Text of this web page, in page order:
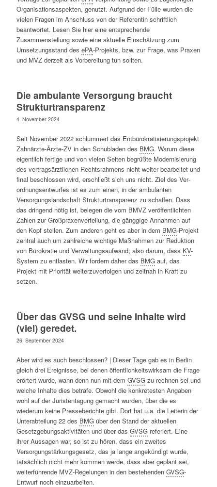
Organisationsaspekten, genutzt. Aufgrund der Fülle wurden die
vielen Fragen im Anschluss von der Referentin schriftlich
beantwortet. Lesen Sie hier eine entsprechende
Zusammenstellung sowie eine aktuelle Einschätzung zum
Umsetzungsstand des ePA-Projekts, bzw. zur Frage, was Praxen
und MVZ derzeit als Vorbereitung tun sollten.
Die ambulante Versorgung braucht
Strukturtransparenz
4. November 2024
Seit November 2022 schlummert das Entbürokratisierungs­projekt
Zahnärzte-Ärzte-ZV in den Schubladen des BMG. Warum diese
eigentlich fertige und von vielen Seiten begrüßte Modernisierung
des vertragsärztlichen Rechtsrahmens nicht weiter bearbeitet und
final be­schlossen wird, er­schließt sich uns nicht. Ziel des Ver­
ordnungs­ent­wurfes ist es zum einen, in der ambulanten
Versorgungslandschaft Strukturtransparenz zu schaffen. Dass
das dringend nötig ist, belegen die vom BMVZ veröffentlichten
Zahlen zur Großpraxenverteilung, die gänggíge Annahmen auf
den Kopf stellen. Zum anderen geht es aber in dem BMG-Projekt
zentral auch um zahlreiche wichtige Maßnah­men zur Reduktion
von Bürokratie und Verwaltungsaufwand; also darum, dass KV-
System zu ent­las­ten. Wir fordern daher das BMGauf, das
Projekt mit Priorität weiterzuverfolgen und zeit­nah in Kraft zu
setzen.
Über das GVSG und seine Inhalte wird
(viel) geredet.
26. September 2024
Aber wird es auch beschlossen? | Dieser Tage gab es in Berlin
gleich drei Ereignisse, bei denen öffentlichkeitswirksam die Frage
erörtert wurde, wann denn nun mit dem GVSGzu rechnen sei und
welche Inhalte dies beträfe. Obwohl die konkretesten Angaben
wohl auf der Juristentagung gemacht wurden, über die es
wiederum keine Presseberichte gibt. Dort hat u.a. die Leiterin der
Unterabteilung 22 des BMGüber den Stand der aktuellen
Gesetzgebungsaktivitäten und über das GVSGreferiert. Eine
ihrer Aussagen war, so ist zu hören, dass ein zweites
Versorgungstärkungsgesetz, das ja lange angekündigt wurde,
tatsächlich nicht mehr kommen werde, dass aber geplant sei,
weiterführende MVZ-Regelungen in den bestehenden GVSG-
Entwurf noch einzuarbeiten.